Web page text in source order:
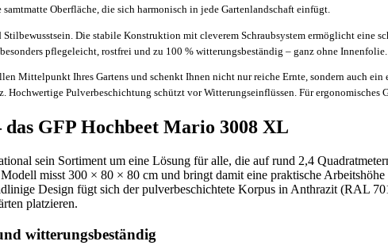
Oberfläche, die sich harmonisch in jede Gartenlandschaft einfügt.
Die stabile Konstruktion mit cleverem Schraubsystem ermöglicht eine
pflegeleicht, rostfrei und zu 100 % witterungsbeständig – ganz ohne Innenfolie.
Mittelpunkt Ihres Gartens und schenkt Ihnen nicht nur reiche Ernte, sondern auch
Hochwertige Pulverbeschichtung schützt vor Witterungseinflüssen. Für
GFP Hochbeet Mario 3008 XL
sein Sortiment um eine Lösung für alle, die auf rund 2,4
misst 300 × 80 × 80 cm und bringt damit eine praktische
Design fügt sich der pulverbeschichtete Korpus in Anthrazit (RAL
platzieren.
witterungsbeständig